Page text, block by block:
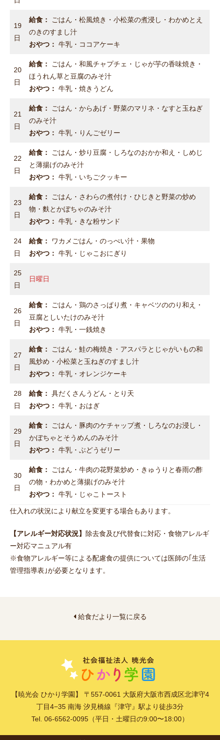
19
日
給食：
ごはん・松風焼き・小松菜の煮浸し・わかめとえ
のきのすまし汁
おやつ： 牛乳・ココアケーキ
20
日
給食：
ごはん・和風チャプチェ・じゃが芋の香味焼き・
ほうれん草と豆腐のみそ汁
おやつ： 牛乳・焼きうどん
21
日
給食：
ごはん・からあげ・野菜のマリネ・なすと玉ねぎ
のみそ汁
おやつ： 牛乳・りんごゼリー
22
日
給食：
ごはん・炒り豆腐・しろなのおかか和え・しめじ
と薄揚げのみそ汁
おやつ： 牛乳・いちごクッキー
23
日
給食：
ごはん・さわらの煮付け・ひじきと野菜の炒め
物・麩とかぼちゃのみそ汁
おやつ： 牛乳・きな粉サンド
24
日
給食：
ワカメごはん・のっぺい汁・果物
おやつ： 牛乳・じゃこおにぎり
25
日
日曜日
26
日
給食：
ごはん・鶏のさっぱり煮・キャベツののり和え・
豆腐としいたけのみそ汁
おやつ： 牛乳・一銭焼き
27
日
給食：
ごはん・鮭の梅焼き・アスパラとじゃがいもの和
風炒め・小松菜と玉ねぎのすまし汁
おやつ： 牛乳・オレンジケーキ
28
日
給食： 具だくさんうどん・とり天
おやつ： 牛乳・おはぎ
29
日
給食：
ごはん・豚肉のケチャップ煮・しろなのお浸し・
かぼちゃとそうめんのみそ汁
おやつ： 牛乳・ぶどうゼリー
30
日
給食：
ごはん・牛肉の花野菜炒め・きゅうりと春雨の酢
の物・わかめと薄揚げのみそ汁
おやつ： 牛乳・じゃこトースト
仕入れの状況により献立を変更する場合もあります。
【アレルギー対応状況】
除去食及び代替食に対応・食物アレルギ
ー対応マニュアル有
※食物アレルギー等による配慮食の提供については医師の｢生活
管理指導表｣が必要となります。
給食だより一覧に戻る
【暁光会 ひかり学園】 〒557-0061 大阪府大阪市西成区北津守4
丁目4−35 南海 汐見橋線『津守』駅より徒歩3分
Tel. 06-6562-0095（平日・土曜日の9:00〜18:00）